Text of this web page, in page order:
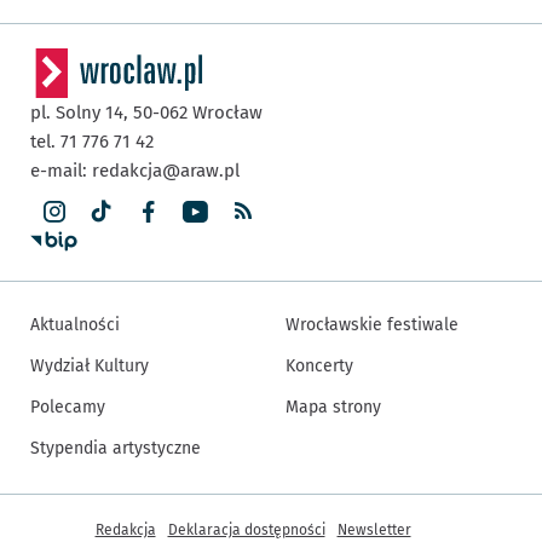
pl. Solny 14, 50-062 Wrocław
tel. 71 776 71 42
e-mail: redakcja@araw.pl
Aktualności
Wydział Kultury
Polecamy
Stypendia artystyczne
Wrocławskie festiwale
Koncerty
Mapa strony
Inne informacje
Redakcja Deklaracja dostępności Newsletter